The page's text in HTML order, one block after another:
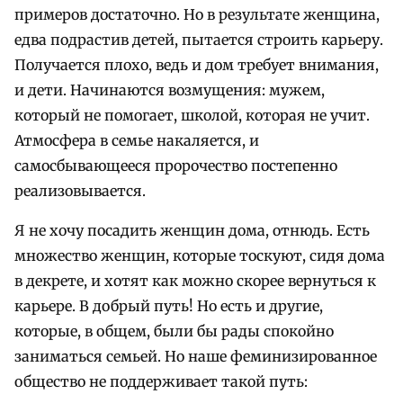
примеров достаточно. Но в результате женщина,
едва подрастив детей, пытается строить карьеру.
Получается плохо, ведь и дом требует внимания,
и дети. Начинаются возмущения: мужем,
который не помогает, школой, которая не учит.
Атмосфера в семье накаляется, и
самосбывающееся пророчество постепенно
реализовывается.
Я не хочу посадить женщин дома, отнюдь. Есть
множество женщин, которые тоскуют, сидя дома
в декрете, и хотят как можно скорее вернуться к
карьере. В добрый путь! Но есть и другие,
которые, в общем, были бы рады спокойно
заниматься семьей. Но наше феминизированное
общество не поддерживает такой путь: